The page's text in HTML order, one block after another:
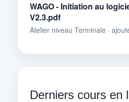
WAGO - Initiation au
V2.3.pdf
Atelier niveau Terminale ·
Derniers cours en